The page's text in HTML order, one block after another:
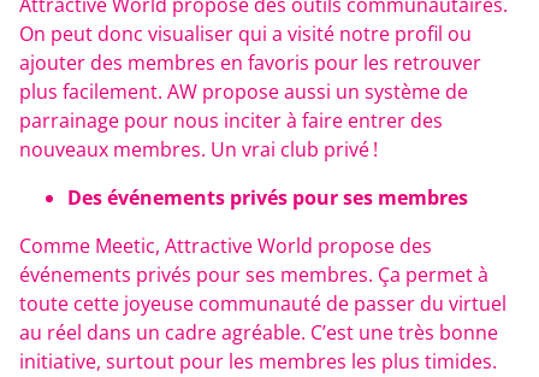
On peut donc visualiser qui a visité notre profil ou
ajouter des membres en favoris pour les retrouver
plus facilement. AW propose aussi un système de
parrainage pour nous inciter à faire entrer des
nouveaux membres. Un vrai club privé !
Des événements privés pour ses membres
Comme Meetic, Attractive World propose des
événements privés pour ses membres. Ça permet à
toute cette joyeuse communauté de passer du virtuel
au réel dans un cadre agréable. C’est une très bonne
initiative, surtout pour les membres les plus timides.